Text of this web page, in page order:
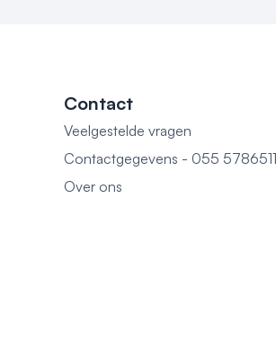
Contact
Veelgestelde vragen
Contactgegevens - 055 5786511
Over ons